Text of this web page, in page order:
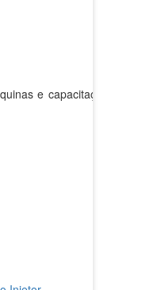
e capacitação